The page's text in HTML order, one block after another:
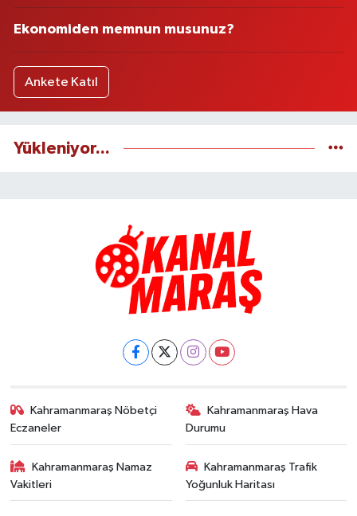
Ekonomiden memnun musunuz?
Ankete Katıl
Yükleniyor...
Kahramanmaraş Nöbetçi
Eczaneler
Kahramanmaraş Hava
Durumu
Kahramanmaraş Namaz
Vakitleri
Kahramanmaraş Trafik
Yoğunluk Haritası